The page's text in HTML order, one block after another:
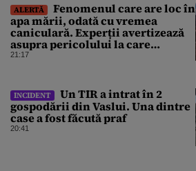
ALERTĂ
Fenomenul care are loc în
apa mării, odată cu vremea
caniculară. Experții avertizează
asupra pericolului la care
oamenii pot fi expuși
21:17
INCIDENT
Un TIR a intrat în 2
gospodării din Vaslui. Una dintre
case a fost făcută praf
20:41